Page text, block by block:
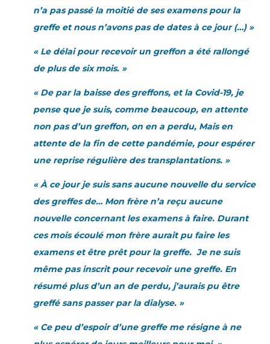
n’a pas passé la moitié de ses examens pour la
greffe et nous n’avons pas de dates à ce jour (…) »
« Le délai pour recevoir un greffon a été rallongé
de plus de six mois. »
« De par la baisse des greffons, et la Covid-19, je
pense que je suis, comme beaucoup, en attente
non pas d’un greffon, on en a perdu, Mais en
attente de la fin de cette pandémie, pour espérer
une reprise régulière des transplantations. »
« À ce jour je suis sans aucune nouvelle du service
des greffes de… Mon frère n’a reçu aucune
nouvelle concernant les examens à faire. Durant
ces mois écoulé mon frère aurait pu faire les
examens et être prêt pour la greffe. Je ne suis
même pas inscrit pour recevoir une greffe. En
résumé plus d’un an de perdu, j’aurais pu être
greffé sans passer par la dialyse. »
« Ce peu d’espoir d’une greffe me résigne à ne